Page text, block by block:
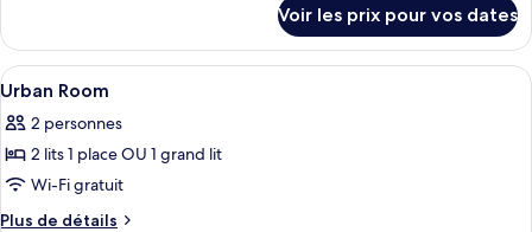
(Deluxe)
le
type
de
Chambre
Familiale
Voir les prix pour vos dates
Afficher
toutes
les
photos
pour
ce
Couette en duvet d'oie, minibar,
4
Urban Room
2 personnes
2 lits 1 place OU 1 grand lit
Wi-Fi gratuit
Plus de détails
Plus